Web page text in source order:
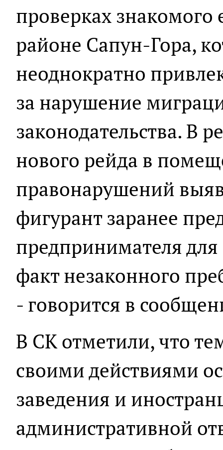
проверках знакомого
районе Сапун-Гора,
неоднократно
за нарушение
законодательства. В
нового рейда в
правонарушений
фигурант заранее
предпринимателя
факт незаконного
- говорится в
В СК отметили, что
своими действиями
заведения и
административной